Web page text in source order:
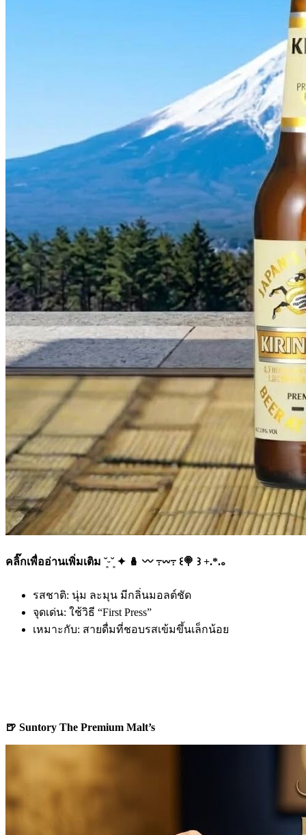
คลิ๊กเพื่ออ่านเพิ่มเติม ˘͈ᵕ˘͈ ✦ 🪆 〰️ ߹𖥦߹ ꒰🍭 ꒱ +.*.｡
รสชาติ: นุ่ม ละมุน มีกลิ่นมอลต์ชัด
จุดเด่น: ใช้วิธี “First Press”
เหมาะกับ: สายดื่มที่ชอบรสเข้มขึ้นเล็กน้อย
🍺 Suntory The Premium Malt’s